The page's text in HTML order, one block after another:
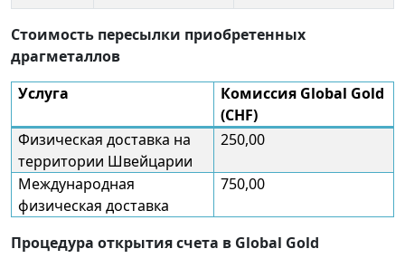
Стоимость пересылки приобретенных
драгметаллов
Услуга
Комиссия Global Gold
(CHF)
Физическая доставка на
территории Швейцарии
250,00
Международная
физическая доставка
750,00
Процедура открытия счета в Global Gold